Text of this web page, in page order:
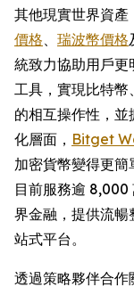
其他現實世界資產
價格、 瑞波幣價格
統致力協助用戶
工具，實現比特
的相互操作性，
化層面， Bitget
加密貨幣變得更簡
目前服務逾 8,000
界金融，提供流暢
站式平台。
透過策略夥伴合